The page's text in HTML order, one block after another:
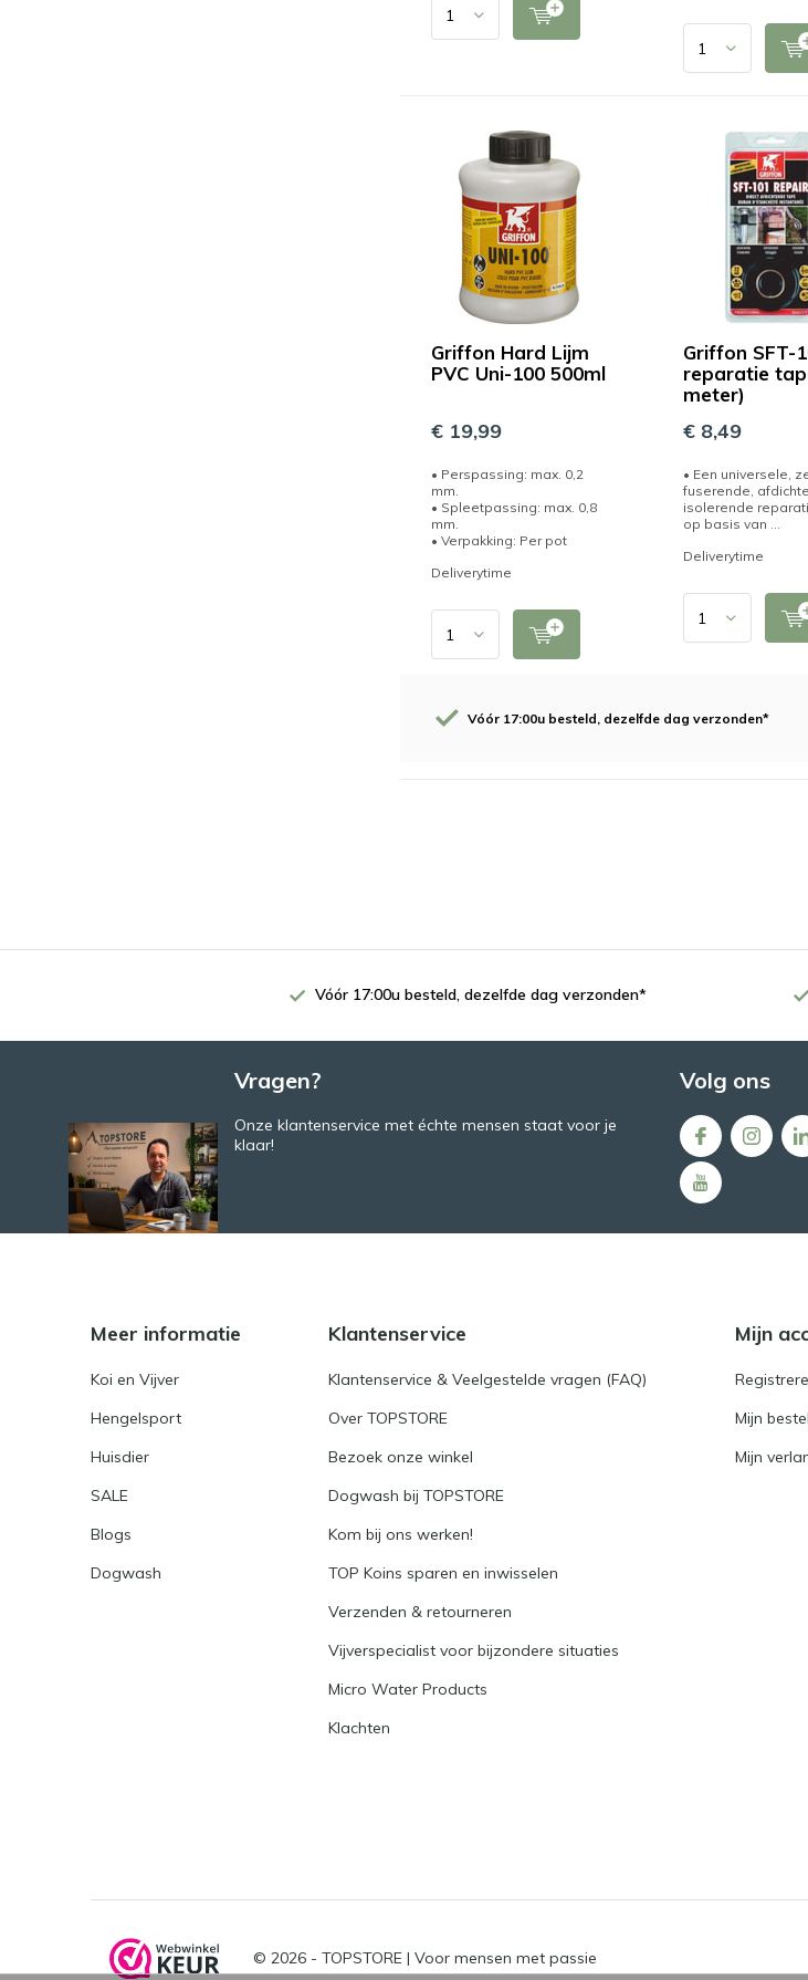
Griffon Hard Lijm
PVC Uni-100 500ml
€ 19,99
• Perspassing: max. 0,2
mm.
• Spleetpassing: max. 0,8
mm.
• Verpakking: Per pot
Deliverytime
Griffon SFT-
reparatie
meter)
€ 8,49
• Een universele,
fuserende,
isolerende
op basis van ...
Deliverytime
Vóór 17:00u besteld, dezelfde dag verzonden*
Vóór 17:00u besteld, dezelfde dag verzonden*
Vragen?
Onze klantenservice met échte mensen staat voor je
klaar!
Volg ons
Meer informatie
Koi en Vijver
Hengelsport
Huisdier
SALE
Blogs
Dogwash
Klantenservice
Klantenservice & Veelgestelde vragen (FAQ)
Over TOPSTORE
Bezoek onze winkel
Dogwash bij TOPSTORE
Kom bij ons werken!
TOP Koins sparen en inwisselen
Verzenden & retourneren
Vijverspecialist voor bijzondere situaties
Micro Water Products
Klachten
Mijn
Mijn
Mijn
© 2026 - TOPSTORE | Voor mensen met passie